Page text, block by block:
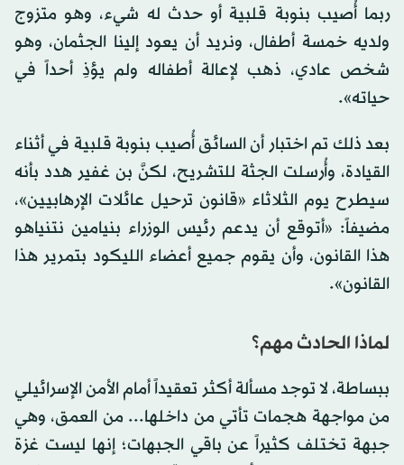
ربما أُصيب بنوبة قلبية أو حدث له شيء، وهو متزوج
ولديه خمسة أطفال، ونريد أن يعود إلينا الجثمان، وهو
شخص عادي، ذهب لإعالة أطفاله ولم يؤذِ أحداً في
حياته».
بعد ذلك تم اختبار أن السائق أُصيب بنوبة قلبية في أثناء
القيادة، وأُرسلت الجثة للتشريح، لكنَّ بن غفير هدد بأنه
سيطرح يوم الثلاثاء «قانون ترحيل عائلات الإرهابيين»،
مضيفاً: «أتوقع أن يدعم رئيس الوزراء بنيامين نتنياهو
هذا القانون، وأن يقوم جميع أعضاء الليكود بتمرير هذا
القانون».
لماذا الحادث مهم؟
ببساطة، لا توجد مسألة أكثر تعقيداً أمام الأمن الإسرائيلي
من مواجهة هجمات تأتي من داخلها... من العمق، وهي
جبهة تختلف كثيراً عن باقي الجبهات؛ إنها ليست غزة